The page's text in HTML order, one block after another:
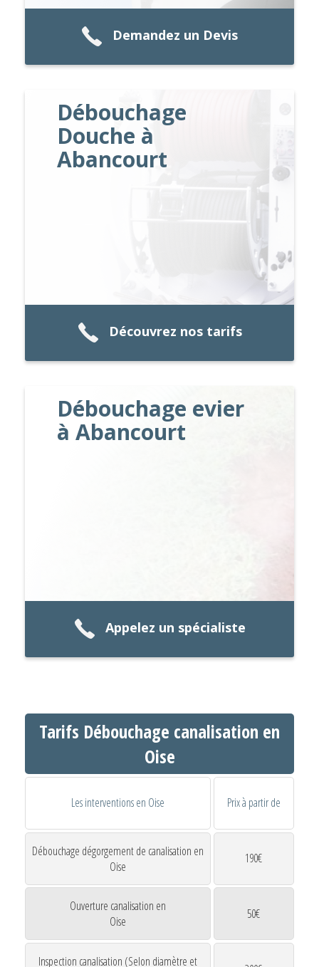
Demandez un Devis
Débouchage
Douche à
Abancourt
Découvrez nos tarifs
Débouchage evier
à Abancourt
Appelez un spécialiste
Tarifs Débouchage canalisation en
Oise
Les interventions en Oise Prix à partir de
Débouchage dégorgement de canalisation en
Oise
190€
Ouverture canalisation en
Oise
50€
Inspection canalisation (Selon diamètre et